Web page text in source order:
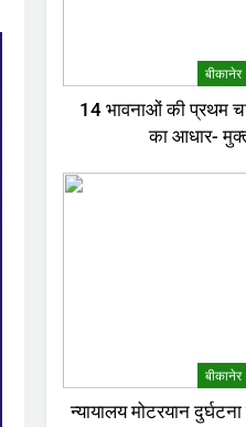
14 भावनाओं की प्रथम
का आधार-
न्यायालय मोटरयान